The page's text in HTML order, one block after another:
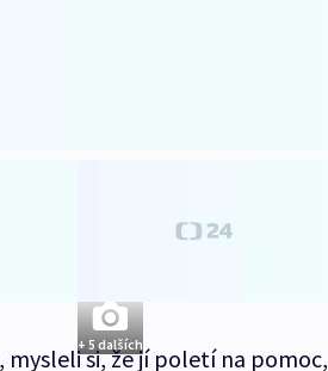
+ 5 dalších
mysleli si, že jí poletí na pomoc,